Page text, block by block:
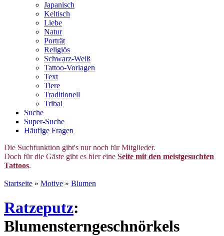
Japanisch
Keltisch
Liebe
Natur
Porträt
Religiös
Schwarz-Weiß
Tattoo-Vorlagen
Text
Tiere
Traditionell
Tribal
Suche
Super-Suche
Häufige Fragen
Die Suchfunktion gibt's nur noch für Mitglieder.
Doch für die Gäste gibt es hier eine Seite mit den meistgesuchten
Tattoos.
Startseite » Motive » Blumen
Ratzeputz:
Blumensterngeschnörkels